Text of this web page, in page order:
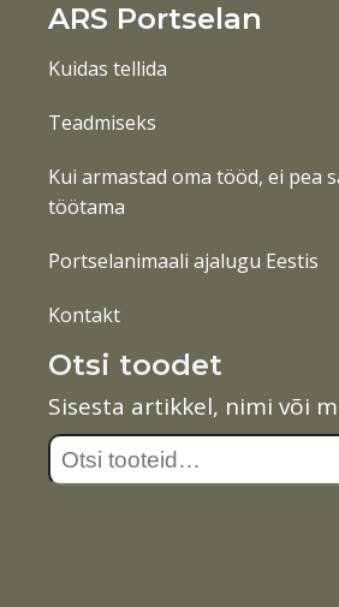
ARS Portselan
Kuidas tellida
Teadmiseks
Kui armastad oma tööd, ei pea
töötama
Portselanimaali ajalugu Eestis
Kontakt
Otsi toodet
Sisesta artikkel, nimi või
Otsi: